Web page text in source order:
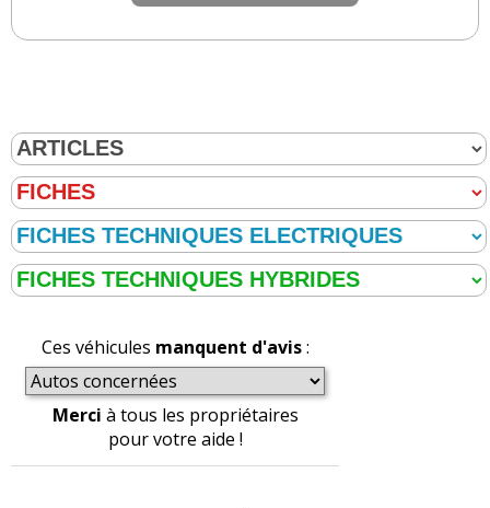
Ces véhicules manquent d'avis:
Merci à tous les propriétaires
pour votre aide !